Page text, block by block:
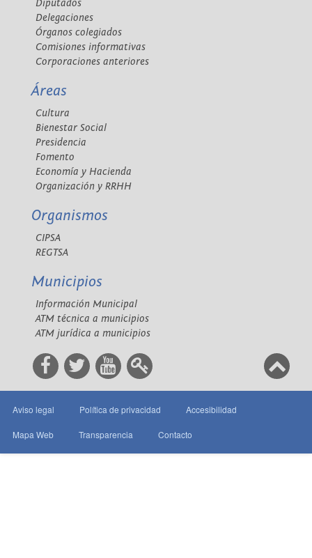
Diputados
Delegaciones
Órganos colegiados
Comisiones informativas
Corporaciones anteriores
Áreas
Cultura
Bienestar Social
Presidencia
Fomento
Economía y Hacienda
Organización y RRHH
Organismos
CIPSA
REGTSA
Municipios
Información Municipal
ATM técnica a municipios
ATM jurídica a municipios
Aviso legal Política de privacidad Accesibilidad
Mapa Web Transparencia Contacto